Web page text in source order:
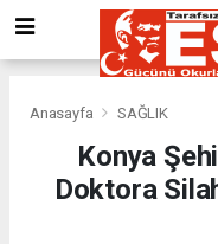
Anasayfa SAĞLIK
Konya
Doktora